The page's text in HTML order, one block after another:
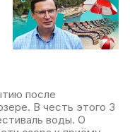
после
В честь этого 3
воды. О